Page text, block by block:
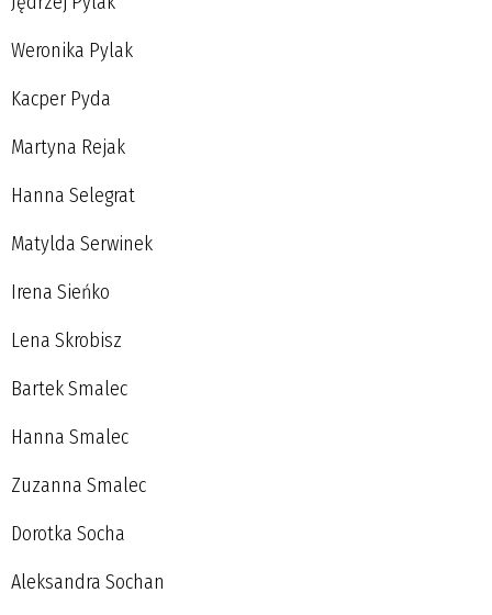
Weronika Pylak
Kacper Pyda
Martyna Rejak
Hanna Selegrat
Matylda Serwinek
Irena Sieńko
Lena Skrobisz
Bartek Smalec
Hanna Smalec
Zuzanna Smalec
Dorotka Socha
Aleksandra Sochan